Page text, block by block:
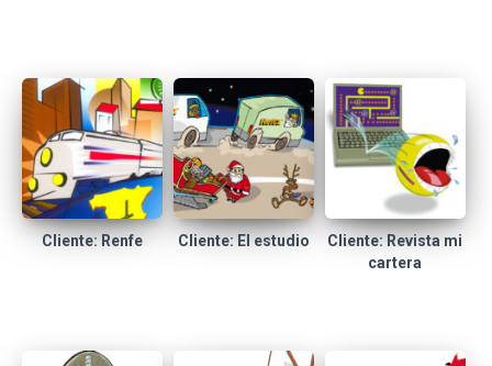
Cliente: Renfe Cliente: El estudio
Cliente: Revista mi
cartera